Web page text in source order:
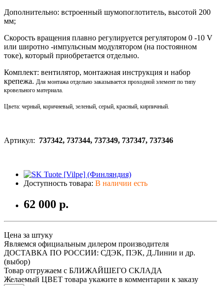
Дополнительно: встроенный шумопоглотитель, высотой 200
мм;
Скорость вращения плавно регулируется регулятором 0 -10 V
или широтно -импульсным модулятором (на постоянном
токе), который приобретается отдельно.
Комплект: вентилятор, монтажная инструкция и набор
крепежа. Для монтажа отдельно заказывается проходной элемент по типу
кровельного материала.
Цвета: черный, коричневый, зеленый, серый, красный, кирпичный.
Артикул: 737342, 737344, 737349, 737347, 737346
Доступность товара: В наличии есть
62 000 р.
Цена за штуку
Являемся официальным дилером производителя
ДОСТАВКА ПО РОССИИ: СДЭК, ПЭК, Д.Линии и др.
(выбор)
Товар отгружаем с БЛИЖАЙШЕГО СКЛАДА
Желаемый ЦВЕТ товара укажите в комментарии к заказу